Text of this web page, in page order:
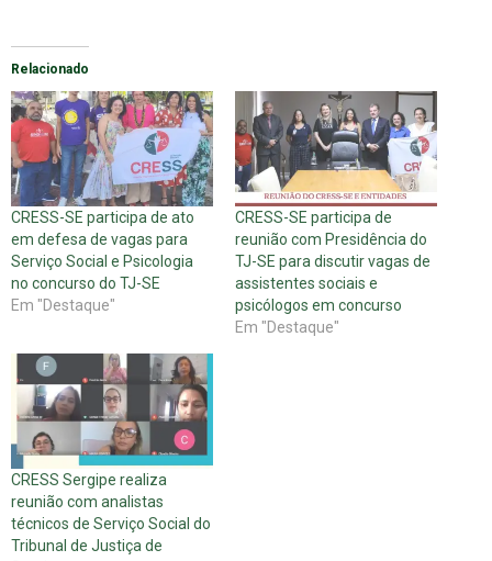
Relacionado
CRESS-SE participa de ato
em defesa de vagas para
Serviço Social e Psicologia
no concurso do TJ-SE
Em "Destaque"
CRESS-SE participa de
reunião com Presidência do
TJ-SE para discutir vagas de
assistentes sociais e
psicólogos em concurso
Em "Destaque"
CRESS Sergipe realiza
reunião com analistas
técnicos de Serviço Social do
Tribunal de Justiça de